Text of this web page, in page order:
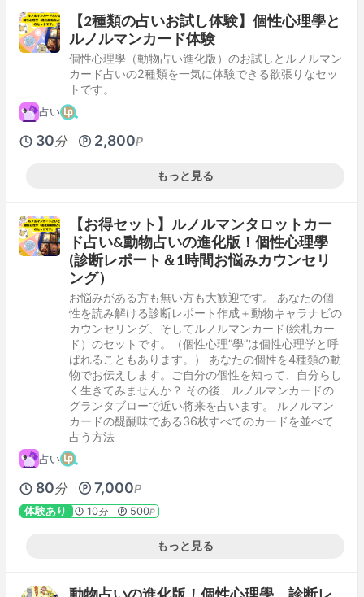
【2種類の占いお試し体験】個性心理學と
ルノルマンカード体験
個性心理學（動物占い進化版）のお試しとルノルマン
カード占いの2種類を一気に体験できる欲張りなセッ
トです。
占い
30分 2,800P
もっと見る
【お得セット】ルノルマンタロットカー
ド占い&動物占いの進化版！個性心理學
(診断レポート＆1時間お悩みカウンセリ
ング）
お悩みがある方も無い方も大歓迎です。 あなたの個
性を読み解ける診断レポート作成＋動物キャラナビの
カウンセリング、そしてルノルマンカード(絵札カー
ド）のセットです。（個性心理”學”は個性心理学と呼
ばれることもあります。） あなたの個性を4種類の動
物でお伝えします。ご自分の個性を知って、自分らし
く生きてみませんか？ その後、ルノルマンカードの
グランタブローで近い将来を占います。 ルノルマン
カードの醍醐味である36枚すべてのカードを並べて
占う方法
占い
80分 7,000P
体験あり 10分 500P
もっと見る